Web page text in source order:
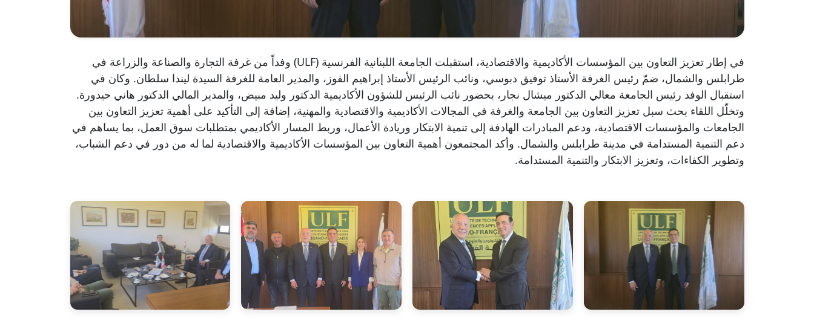
في إطار تعزيز التعاون بين المؤسسات الأكاديمية والاقتصادية، استقبلت الجامعة اللبنانية الفرنسية (ULF) وفداً من غرفة التجارة والصناعة والزراعة في
طرابلس والشمال، ضمّ رئيس الغرفة الأستاذ توفيق دبوسي، ونائب الرئيس الأستاذ إبراهيم الفوز، والمدير العامة للغرفة السيدة ليندا سلطان. وكان في
استقبال الوفد رئيس الجامعة معالي الدكتور ميشال نجار، بحضور نائب الرئيس للشؤون الأكاديمية الدكتور وليد مبيض، والمدير المالي الدكتور هاني حيدورة.
وتخلّل اللقاء بحث سبل تعزيز التعاون بين الجامعة والغرفة في المجالات الأكاديمية والاقتصادية والمهنية، إضافة إلى التأكيد على أهمية تعزيز التعاون بين
الجامعات والمؤسسات الاقتصادية، ودعم المبادرات الهادفة إلى تنمية الابتكار وريادة الأعمال، وربط المسار الأكاديمي بمتطلبات سوق العمل، بما يساهم في
دعم التنمية المستدامة في مدينة طرابلس والشمال. وأكد المجتمعون أهمية التعاون بين المؤسسات الأكاديمية والاقتصادية لما له من دور في دعم الشباب،
وتطوير الكفاءات، وتعزيز الابتكار والتنمية المستدامة.